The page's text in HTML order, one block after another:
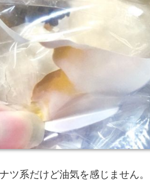
ツ系だけど油気を感じません。